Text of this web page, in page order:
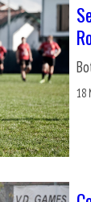
18